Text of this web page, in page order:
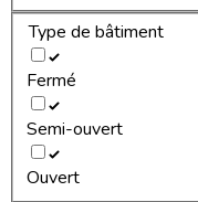
Type de bâtiment
Fermé
Semi-ouvert
Ouvert